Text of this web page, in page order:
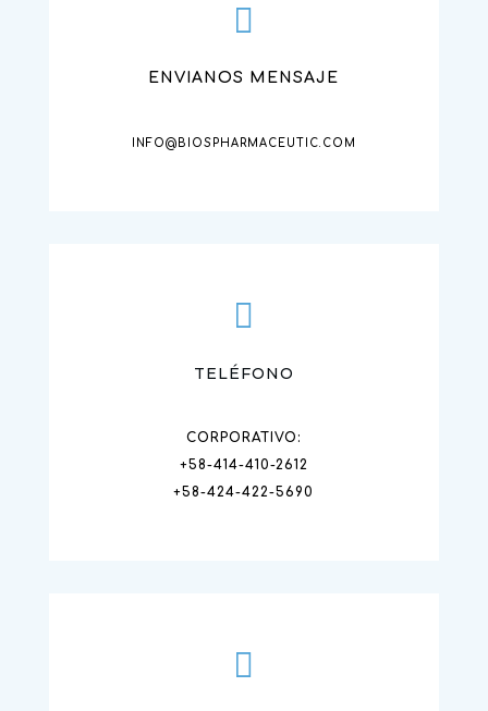

ENVIANOS MENSAJE
INFO@BIOSPHARMACEUTIC.COM

TELÉFONO
CORPORATIVO:
+58-414-410-2612
+58-424-422-5690
